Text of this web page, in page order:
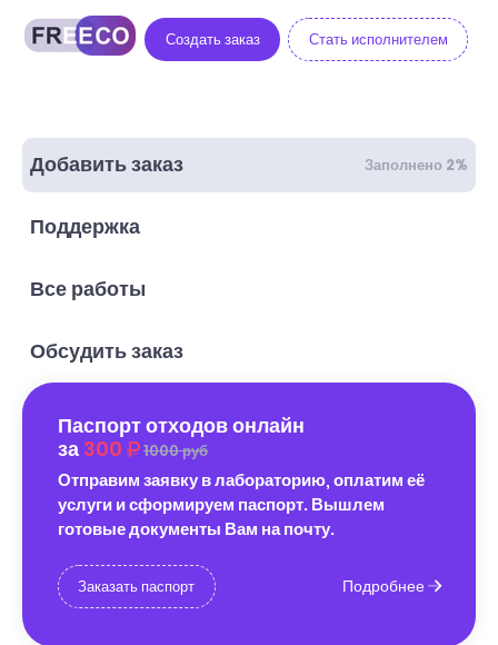
Создать заказ Стать исполнителем
Добавить заказ Заполнено 2%
Поддержка
Все работы
Обсудить заказ
Паспорт отходов онлайн
за 300 1000 руб
Отправим заявку в лабораторию, оплатим её
услуги и сформируем паспорт. Вышлем
готовые документы Вам на почту.
Заказать паспорт Подробнее